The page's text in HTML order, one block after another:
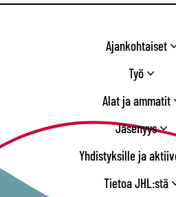
Ajankohtaiset
Työ
Alat ja ammatit
Jäsenyys
Yhdistyksille ja
Tietoa JHL:stä